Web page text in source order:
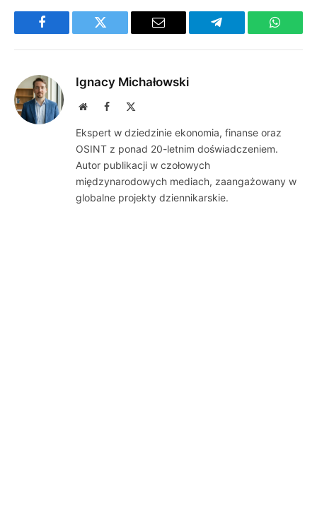
Facebook Twitter Email Telegram
Ignacy Michałowski
WebsiteFacebook
Ekspert w dziedzinie ekonomia, finanse oraz
OSINT z ponad 20-letnim doświadczeniem.
Autor publikacji w czołowych
międzynarodowych mediach, zaangażowany w
globalne projekty dziennikarskie.